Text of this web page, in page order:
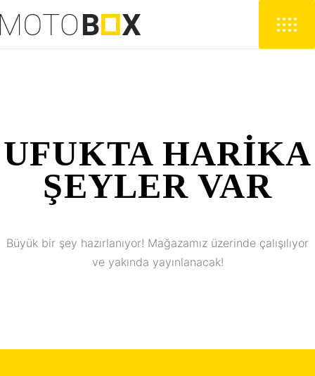
UFUKTA HARIKA
ŞEYLER VAR
Büyük bir şey hazırlanıyor! Mağazamız üzerinde çalışılıyor
ve yakında yayınlanacak!